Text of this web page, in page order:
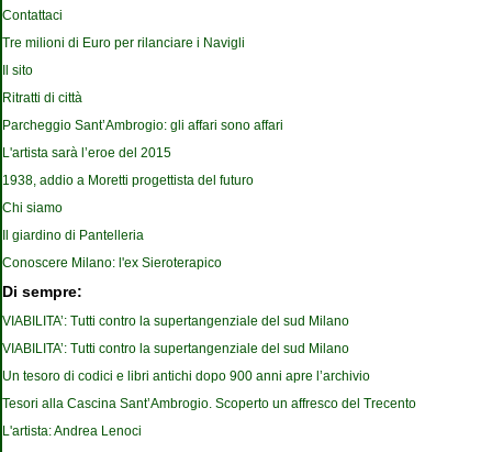
Contattaci
Tre milioni di Euro per rilanciare i Navigli
Il sito
Ritratti di città
Parcheggio Sant’Ambrogio: gli affari sono affari
L'artista sarà l’eroe del 2015
1938, addio a Moretti progettista del futuro
Chi siamo
Il giardino di Pantelleria
Conoscere Milano: l'ex Sieroterapico
Di sempre:
VIABILITA’: Tutti contro la supertangenziale del sud Milano
VIABILITA’: Tutti contro la supertangenziale del sud Milano
Un tesoro di codici e libri antichi dopo 900 anni apre l’archivio
Tesori alla Cascina Sant’Ambrogio. Scoperto un affresco del Trecento
L'artista: Andrea Lenoci